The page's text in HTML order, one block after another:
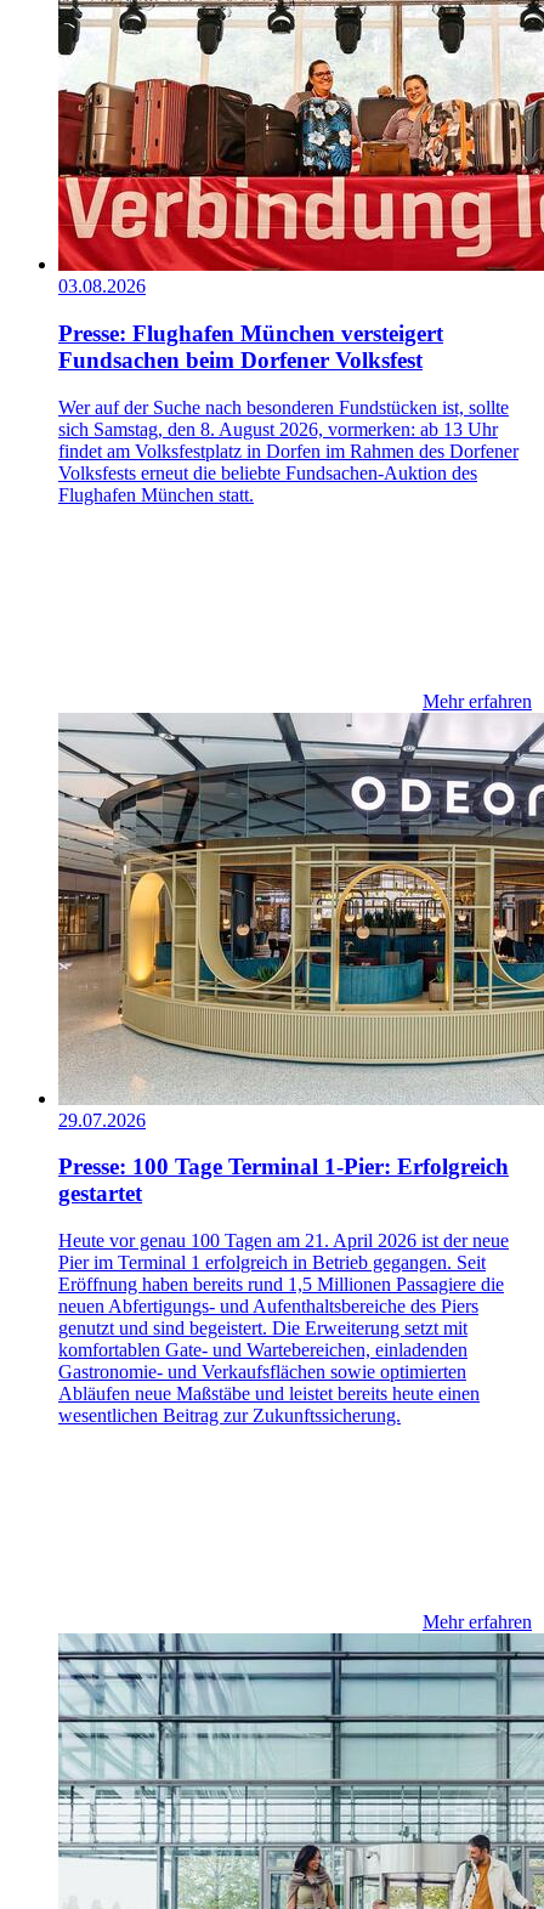
03.08.2026
Presse: Flughafen München versteigert
Fundsachen beim Dorfener Volksfest
Wer auf der Suche nach besonderen Fundstücken ist, sollte
sich Samstag, den 8. August 2026, vormerken: ab 13 Uhr
findet am Volksfestplatz in Dorfen im Rahmen des Dorfener
Volksfests erneut die beliebte Fundsachen-Auktion des
Flughafen München statt.
Mehr erfahren
29.07.2026
Presse: 100 Tage Terminal 1-Pier: Erfolgreich
gestartet
Heute vor genau 100 Tagen am 21. April 2026 ist der neue
Pier im Terminal 1 erfolgreich in Betrieb gegangen. Seit
Eröffnung haben bereits rund 1,5 Millionen Passagiere die
neuen Abfertigungs- und Aufenthaltsbereiche des Piers
genutzt und sind begeistert. Die Erweiterung setzt mit
komfortablen Gate- und Wartebereichen, einladenden
Gastronomie- und Verkaufsflächen sowie optimierten
Abläufen neue Maßstäbe und leistet bereits heute einen
wesentlichen Beitrag zur Zukunftssicherung.
Mehr erfahren